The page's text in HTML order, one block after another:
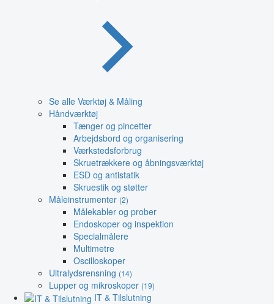
Se alle Værktøj & Måling
Håndværktøj
Tænger og pincetter
Arbejdsbord og organisering
Værkstedsforbrug
Skruetrækkere og åbningsværktøj
ESD og antistatik
Skruestik og støtter
Måleinstrumenter (2)
Målekabler og prober
Endoskoper og inspektion
Specialmålere
Multimetre
Oscilloskoper
Ultralydsrensning (14)
Lupper og mikroskoper (19)
IT & Tilslutning